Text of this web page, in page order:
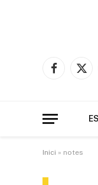
Facebook
X
Inici » notes